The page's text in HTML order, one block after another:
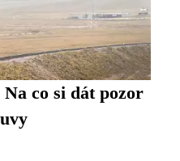
co si dát pozor